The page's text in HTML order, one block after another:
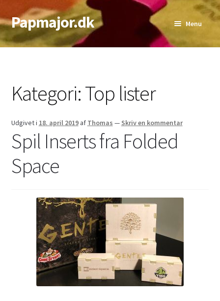
Spring
til
navigation
Spring
til
indhold
Papmajor.dk Menu
Alder
Udfold
Sværhedsgrad
Antal Spillere
Bedste Antal
Top lister
Kategori:Top lister
Udgivet i 18. april 2019 af Thomas — Skriv en kommentar
Spil Inserts fra Folded
Space